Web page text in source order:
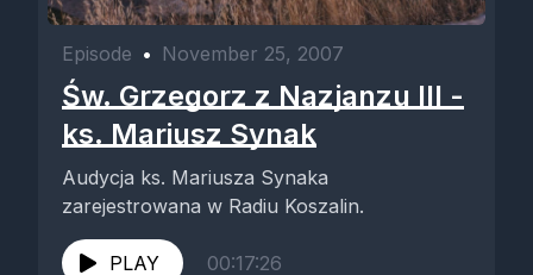
Episode • November 25, 2007
Św. Grzegorz z Nazjanzu III -
ks. Mariusz Synak
Audycja ks. Mariusza Synaka
zarejestrowana w Radiu Koszalin.
PLAY 00:17:26